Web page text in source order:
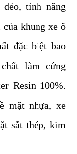
tính năng
khung xe ô
đặc biệt bao
làm cứng
Resin 100%.
mặt nhựa, xe
sắt thép, kim